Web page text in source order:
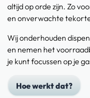
altijd op orde zijn. Zo
en onverwachte
Wij onderhouden
en nemen het
je kunt focussen op je
Hoe werkt dat?